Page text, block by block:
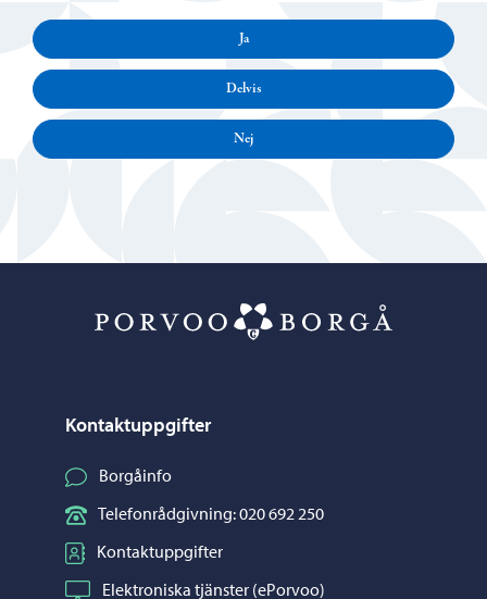
Ja
Delvis
Nej
Kontaktuppgifter
Borgåinfo
Telefonrådgivning: 020 692 250
Kontaktuppgifter
Elektroniska tjänster (ePorvoo)